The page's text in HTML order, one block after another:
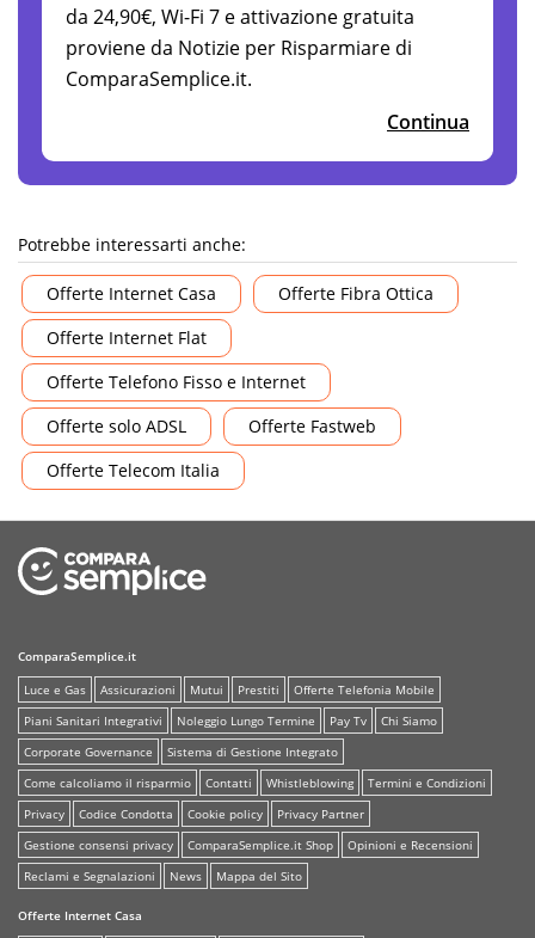
da 24,90€, Wi-Fi 7 e attivazione gratuita
proviene da Notizie per Risparmiare di
ComparaSemplice.it.
Continua
Potrebbe interessarti anche:
Offerte Internet Casa
Offerte Fibra Ottica
Offerte Internet Flat
Offerte Telefono Fisso e Internet
Offerte solo ADSL
Offerte Fastweb
Offerte Telecom Italia
ComparaSemplice.it
Luce e Gas
Assicurazioni Mutui Prestiti
Offerte Telefonia Mobile
Piani Sanitari Integrativi
Noleggio Lungo Termine Pay Tv
Chi Siamo
Corporate Governance
Sistema di Gestione Integrato
Come calcoliamo il risparmio
Contatti Whistleblowing
Termini e Condizioni
Privacy
Codice Condotta Cookie policy
Privacy Partner
Gestione consensi privacy
ComparaSemplice.it Shop
Opinioni e Recensioni
Reclami e Segnalazioni
News Mappa del Sito
Offerte Internet Casa